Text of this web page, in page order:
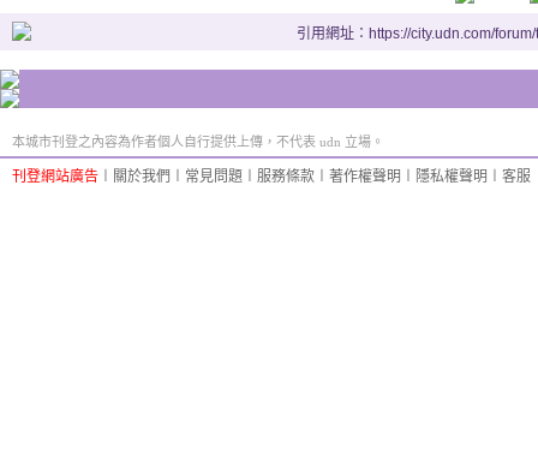
引用網址：https://city.udn.com/
本城市刊登之內容為作者個人自行提供上傳，不代表 udn 立場。
刊登網站廣告 關於我們 常見問題 服務條款 著作權聲明 隱私權聲明 客服